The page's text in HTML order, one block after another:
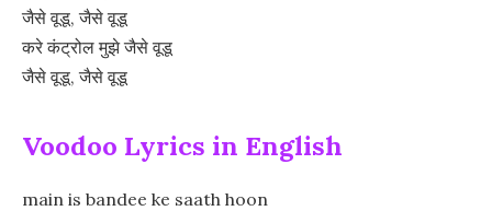
जैसे वूडू, जैसे वूडू
करे कंट्रोल मुझे जैसे वूडू
जैसे वूडू, जैसे वूडू
Voodoo Lyrics in English
main is bandee ke saath hoon